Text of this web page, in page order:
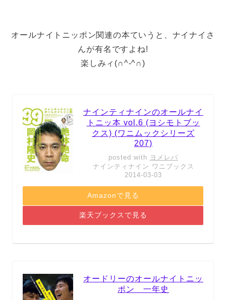
オールナイトニッポン関連の本ていうと、ナイナイさ
んが有名ですよね!
楽しみィ(∩^-^∩)
ナインティナインのオールナイ
トニッ本 vol.6 (ヨシモトブッ
クス) (ワニムックシリーズ
207)
posted with ヨメレバ
ナインティナイン ワニブックス
2014-03-03
Amazonで見る
楽天ブックスで見る
オードリーのオールナイトニッ
ポン 一年史